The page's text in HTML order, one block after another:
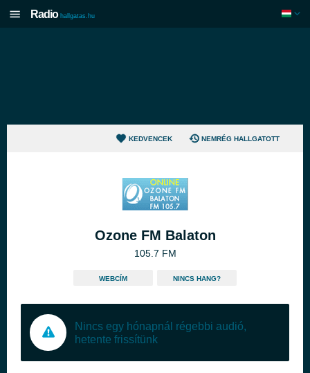
Radio hallgatas.hu
KEDVENCEK NEMRÉG HALLGATOTT
Ozone FM Balaton
105.7 FM
WEBCÍM NINCS HANG?
Nincs egy hónapnál régebbi audió,
hetente frissítünk